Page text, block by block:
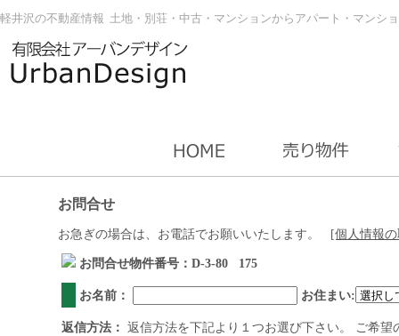
軽井沢の不動産情報 土地・別荘・中古・マンションからアパート・マンシ
お問合せ
お急ぎの場合は、お電話でお願いいたします。 [個人情報
お問合せ物件番号：D-3-80 175
お名前： お住まい:
返信方法： 返信方法を下記より１つお選び下さい。 ご希